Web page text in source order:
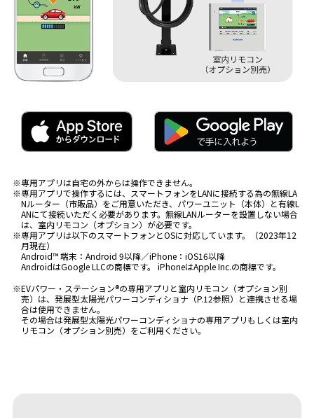
※専用アプリは自宅の外からは操作できません。
※専用アプリで操作するには、スマートフォンをLANに接続する為の無線LA
Nルーター（市販品）をご用意いただき、パワーユニット（本体）と有線L
ANにて接続いただく必要があります。無線LANルーターを設置しない場合
は、室内リモコン（オプション）が必要です。
※専用アプリは以下のスマートフォンとOSに対応しています。（2023年12
月現在）
Android™ 端末：Android 9以降／iPhone：iOS16以降
AndroidはGoogle LLCの商標です。 iPhoneはApple Inc.の商標です。
※EVパワー・ステーション®の専用アプリと室内リモコン（オプション別
売）は、発展型太陽光パワーコンディショナ（P.12参照）と連携させる場
合は使用できません。
その場合は発展型太陽光パワーコンディショナの専用アプリもしくは室内
リモコン（オプション別売）をご利用ください。